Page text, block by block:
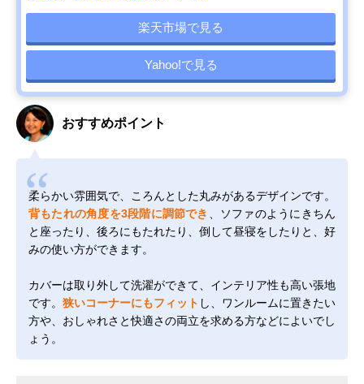
楽天市場で見る
Yahoo!で見る
おすすめポイント
柔らかい雰囲気で、ころんとした丸みがあるデザインです。
背もたれの角度を3段階に調節でき
、ソファのようにきちん
と座ったり、後ろにもたれたり、倒して昼寝をしたりと、好
みの使い方ができます。
カバーは取り外して洗濯ができて、インテリア性も高い張地
です。 狭いコーナーにもフィット し、ワンルームに置きたい
方や、おしゃれさと快適さの両立を求める方などによいでし
ょう。